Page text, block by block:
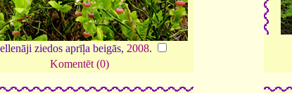
ziedos aprīļa beigās, 2008.
Komentēt (0)